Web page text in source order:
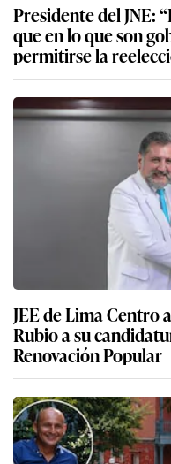
Presidente del JNE:
que en lo que son
permitirse la
JEE de Lima Centro
Rubio a su
Renovación Popular